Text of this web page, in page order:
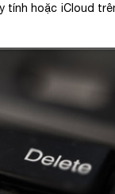
tính hoặc iCloud